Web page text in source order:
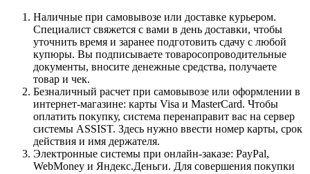
Наличные при самовывозе или доставке курьером.
Специалист свяжется с вами в день доставки, чтобы
уточнить время и заранее подготовить сдачу с любой
купюры. Вы подписываете товаросопроводительные
документы, вносите денежные средства, получаете
товар и чек.
Безналичный расчет при самовывозе или оформлении в
интернет-магазине: карты Visa и MasterCard. Чтобы
оплатить покупку, система перенаправит вас на сервер
системы ASSIST. Здесь нужно ввести номер карты, срок
действия и имя держателя.
Электронные системы при онлайн-заказе: PayPal,
WebMoney и Яндекс.Деньги. Для совершения покупки